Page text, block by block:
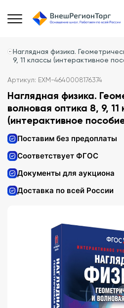
Наглядная физика.
9, 11 классы (интерактивное
Артикул: EXM-4640008176374
Наглядная физика.
волновая оптика 8, 9, 11
(интерактивное
Поставим без предоплаты
Соответствует ФГОС
Документы для аукциона
Доставка по всей России